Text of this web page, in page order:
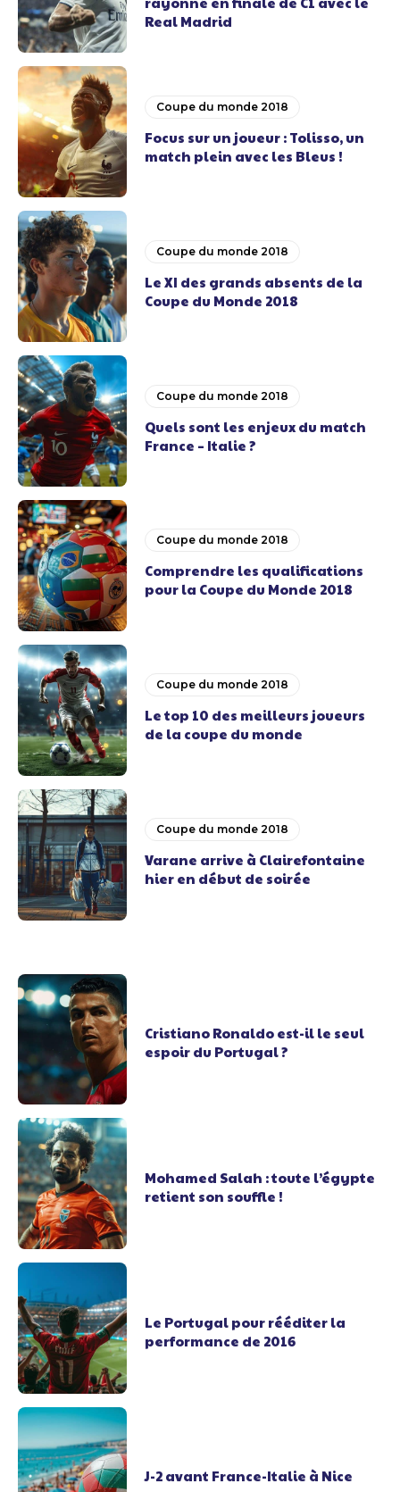
Real Madrid
Coupe du monde 2018
Focus sur un joueur : Tolisso, un
match plein avec les Bleus !
Coupe du monde 2018
Le XI des grands absents de la
Coupe du Monde 2018
Coupe du monde 2018
Quels sont les enjeux du match
France – Italie ?
Coupe du monde 2018
Comprendre les qualifications
pour la Coupe du Monde 2018
Coupe du monde 2018
Le top 10 des meilleurs joueurs
de la coupe du monde
Coupe du monde 2018
Varane arrive à Clairefontaine
hier en début de soirée
Cristiano Ronaldo est-il le seul
espoir du Portugal ?
Mohamed Salah : toute l’égypte
retient son souffle !
Le Portugal pour rééditer la
performance de 2016
J-2 avant France-Italie à Nice